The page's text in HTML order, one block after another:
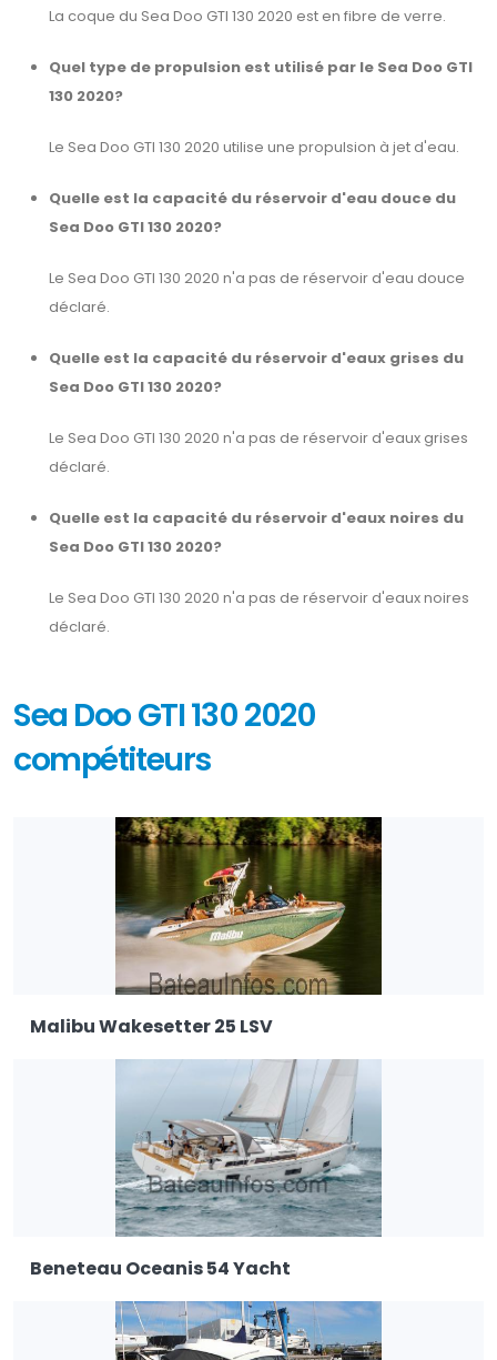
La coque du Sea Doo GTI 130 2020 est en fibre de verre.
Quel type de propulsion est utilisé par le Sea Doo GTI
130 2020?
Le Sea Doo GTI 130 2020 utilise une propulsion à jet d'eau.
Quelle est la capacité du réservoir d'eau douce du
Sea Doo GTI 130 2020?
Le Sea Doo GTI 130 2020 n'a pas de réservoir d'eau douce
déclaré.
Quelle est la capacité du réservoir d'eaux grises du
Sea Doo GTI 130 2020?
Le Sea Doo GTI 130 2020 n'a pas de réservoir d'eaux grises
déclaré.
Quelle est la capacité du réservoir d'eaux noires du
Sea Doo GTI 130 2020?
Le Sea Doo GTI 130 2020 n'a pas de réservoir d'eaux noires
déclaré.
Sea Doo GTI 130 2020
compétiteurs
Malibu Wakesetter 25 LSV
Beneteau Oceanis 54 Yacht